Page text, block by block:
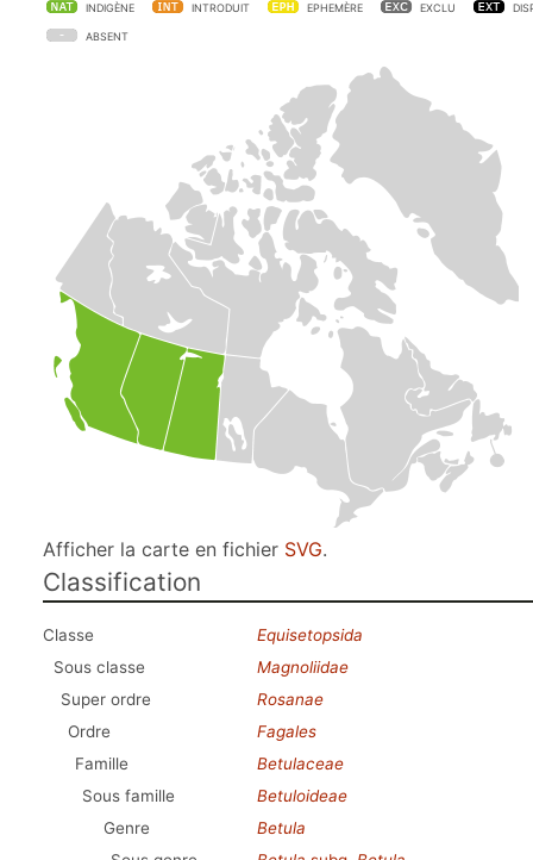
INDIGÈNE INTRODUIT EPHEMÈRE EXCLU
ABSENT
Afficher la carte en fichier SVG.
Classification
Classe
Equisetopsida
Sous classe
Magnoliidae
Super ordre
Rosanae
Ordre
Fagales
Famille
Betulaceae
Sous famille
Betuloideae
Genre
Betula